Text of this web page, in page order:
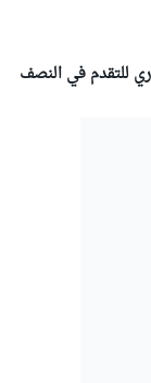
للتقدم في النصف